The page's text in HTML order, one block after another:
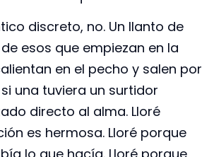
discreto, no. Un llanto de
esos que empiezan en la
en el pecho y salen por
una tuviera un surtidor
directo al alma. Lloré
es hermosa. Lloré porque